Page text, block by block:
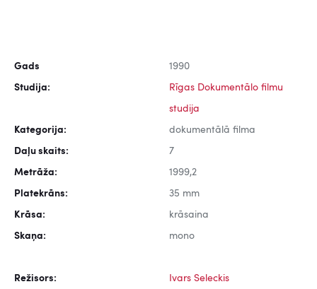
Gads 1990
Studija: Rīgas Dokumentālo filmu
studija
Kategorija: dokumentālā filma
Daļu skaits: 7
Metrāža: 1999,2
Platekrāns: 35 mm
Krāsa: krāsaina
Skaņa: mono
Režisors: Ivars Seleckis